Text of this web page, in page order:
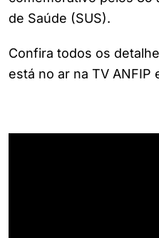
de Saúde (SUS).
Confira todos os
está no ar na TV ANFIP